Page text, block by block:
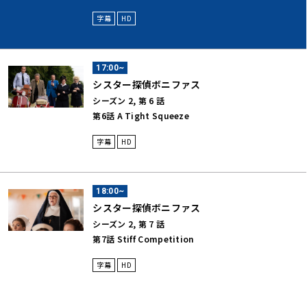
字幕 HD
17:00~
シスター探偵ボニファス
シーズン 2, 第 6 話
第6話 A Tight Squeeze
字幕 HD
18:00~
シスター探偵ボニファス
シーズン 2, 第 7 話
第7話 Stiff Competition
字幕 HD